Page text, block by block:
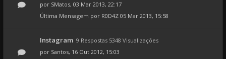
por SMatos, 03 Mar 2013, 22:17
Última Mensagem por R0D4Z 05 Mar 2013, 15:58
Instagram 9 Respostas 5348 Visualizações
por Santos, 16 Out 2012, 15:03